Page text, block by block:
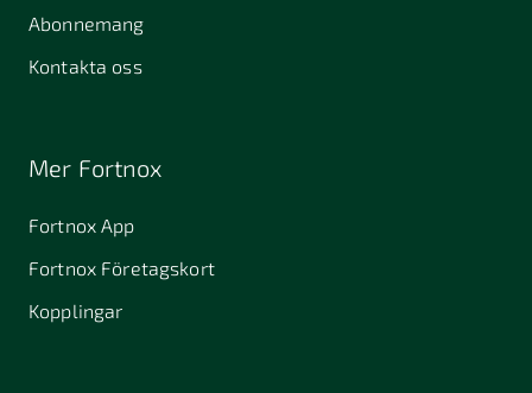
Abonnemang
Kontakta oss
Mer Fortnox
Fortnox App
Fortnox Företagskort
Kopplingar